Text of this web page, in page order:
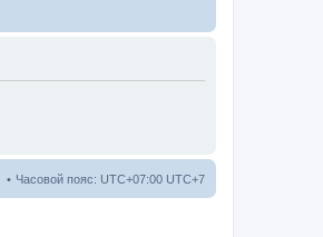
Часовой пояс: UTC+07:00 UTC+7